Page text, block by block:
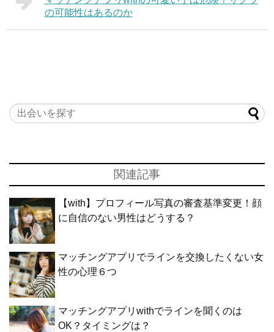
の可能性はあるのか
関連記事
【with】プロフィール写真の審査基準変更！顔
に自信のない男性はどうする？
マッチングアプリでラインを交換したくない女
性の心理６つ
マッチングアプリwithでラインを聞くのは
OK？タイミングは？